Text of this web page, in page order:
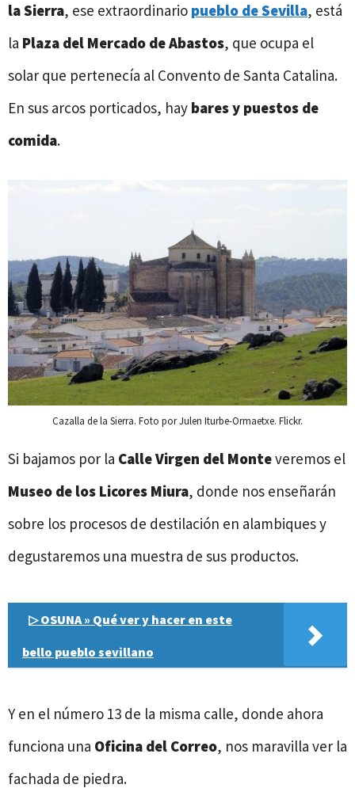
la Sierra, ese extraordinario pueblo de Sevilla, está
la Plaza del Mercado de Abastos, que ocupa el
solar que pertenecía al Convento de Santa Catalina.
En sus arcos porticados, hay bares y puestos de
comida.
Cazalla de la Sierra. Foto por Julen Iturbe-Ormaetxe. Flickr.
Si bajamos por la Calle Virgen del Monteveremos el
Museo de los Licores Miura, donde nos enseñarán
sobre los procesos de destilación en alambiques y
degustaremos una muestra de sus productos.
▷ OSUNA » Qué ver y hacer en este
bello pueblo sevillano
Y en el número 13 de la misma calle, donde ahora
funciona una Oficina del Correo, nos maravilla ver la
fachada de piedra.